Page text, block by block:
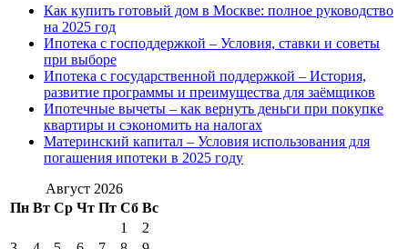
Как купить готовый дом в Москве: полное руководство
на 2025 год
Ипотека с господдержкой – Условия, ставки и советы
при выборе
Ипотека с государственной поддержкой – История,
развитие программы и преимущества для заёмщиков
Ипотечные вычеты – как вернуть деньги при покупке
квартиры и сэкономить на налогах
Материнский капитал – Условия использования для
погашения ипотеки в 2025 году
Август 2026
Пн Вт Ср Чт Пт Сб Вс
1
2